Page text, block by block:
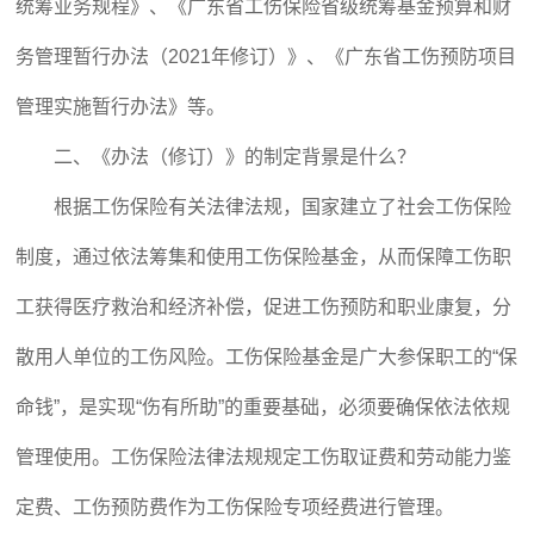
统筹业务规程》、《广东省工伤保险省级统筹基金预算和财
务管理暂行办法（2021年修订）》、《广东省工伤预防项目
管理实施暂行办法》等。
二、《办法（修订）》的制定背景是什么？
根据工伤保险有关法律法规，国家建立了社会工伤保险
制度，通过依法筹集和使用工伤保险基金，从而保障工伤职
工获得医疗救治和经济补偿，促进工伤预防和职业康复，分
散用人单位的工伤风险。工伤保险基金是广大参保职工的“保
命钱”，是实现“伤有所助”的重要基础，必须要确保依法依规
管理使用。工伤保险法律法规规定工伤取证费和劳动能力鉴
定费、工伤预防费作为工伤保险专项经费进行管理。